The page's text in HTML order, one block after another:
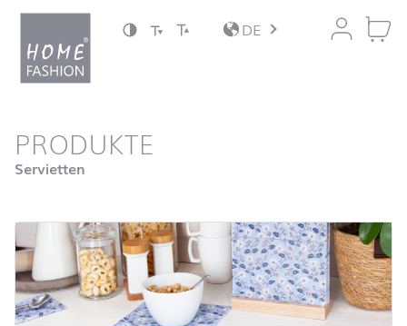
Zum Inhalt springen
DE
Startseite
PRODUKTE
Servietten